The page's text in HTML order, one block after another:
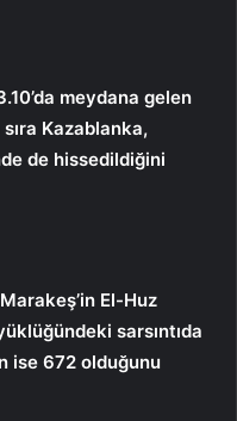
meydana gelen
Kazablanka,
de hissedildiğini
El-Huz
sarsıntıda
ise 672 olduğunu